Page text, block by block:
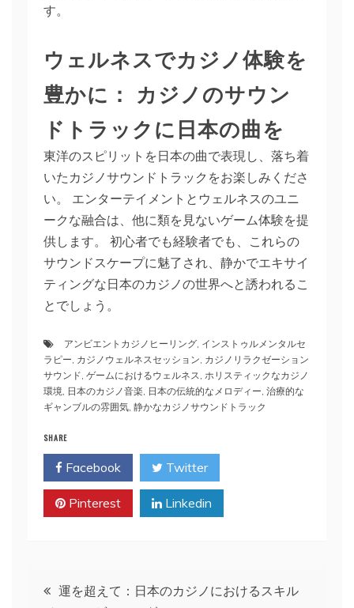
す。
ウェルネスでカジノ体験を
豊かに： カジノのサウン
ドトラックに日本の曲を
東洋のスピリットを日本の曲で表現し、落ち着
いたカジノサウンドトラックをお楽しみくださ
い。 エンターテイメントとウェルネスのユニ
ークな融合は、他に類を見ないゲーム体験を提
供します。 初心者でも経験者でも、これらの
サウンドスケープに魅了され、静かでエキサイ
ティングな日本のカジノの世界へと誘われるこ
とでしょう。
アンビエントカジノヒーリング インストゥルメンタルセ
ラピー カジノウェルネスセッション カジノリラクゼーション
サウンド ゲームにおけるウェルネス ホリスティックなカジノ
環境 日本のカジノ音楽 日本の伝統的なメロディー 治療的な
ギャンブルの雰囲気 静かなカジノサウンドトラック
SHARE
Facebook Twitter
Pinterest Linkedin
投 運を超えて：日本のカジノにおけるスキル